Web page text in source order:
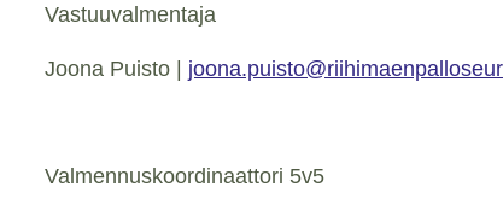
Vastuuvalmentaja
Joona Puisto |
Valmennuskoordinaattori 5v5